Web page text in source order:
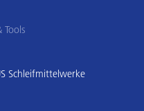
Tools
Schleifmittelwerke